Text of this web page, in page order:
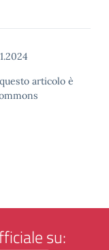
articolo è
su: